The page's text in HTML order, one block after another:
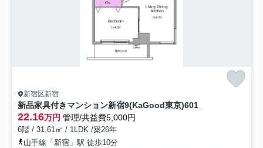
新宿区新宿
新品家具付きマンション新宿9(KaGood東京)601
22.16万円 管理/共益費5,000円
6階 / 31.61㎡ / 1LDK /築26年
山手線「新宿」駅 徒歩10分